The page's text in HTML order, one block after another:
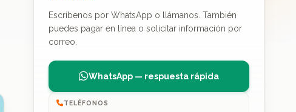
Escríbenos por WhatsApp o llámanos. También
puedes pagar en línea o solicitar información por
correo.
WhatsApp — respuesta rápida
TELÉFONOS